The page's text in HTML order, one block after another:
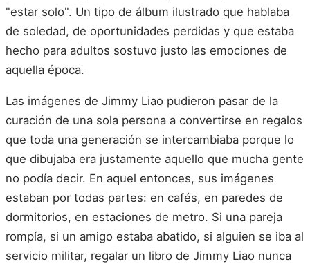
"estar solo". Un tipo de álbum ilustrado que hablaba
de soledad, de oportunidades perdidas y que estaba
hecho para adultos sostuvo justo las emociones de
aquella época.
Las imágenes de Jimmy Liao pudieron pasar de la
curación de una sola persona a convertirse en regalos
que toda una generación se intercambiaba porque lo
que dibujaba era justamente aquello que mucha gente
no podía decir. En aquel entonces, sus imágenes
estaban por todas partes: en cafés, en paredes de
dormitorios, en estaciones de metro. Si una pareja
rompía, si un amigo estaba abatido, si alguien se iba al
servicio militar, regalar un libro de Jimmy Liao nunca